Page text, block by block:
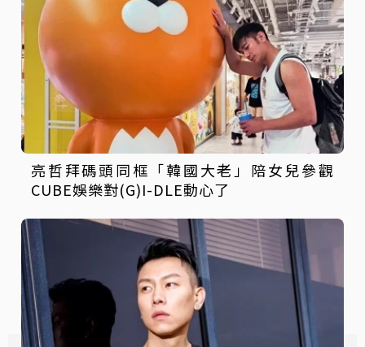
亮哲拜碼頭同框「韓國大老」陪女兒參觀
CUBE娛樂對(G)I-DLE動心了